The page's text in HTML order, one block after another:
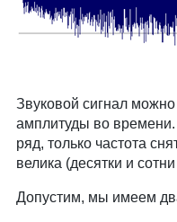
Звуковой сигнал
амплитуды во
ряд, только частота
велика (десятки и
Допустим, мы имеем